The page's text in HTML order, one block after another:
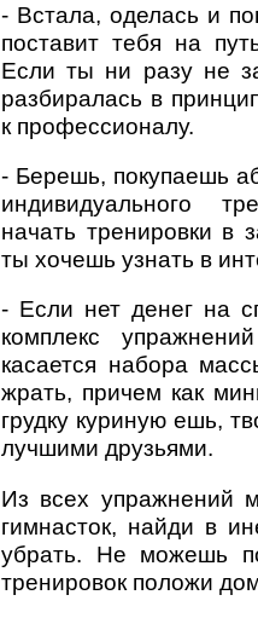
- Встала, оделась и
поставит тебя на
Если ты ни разу не
разбиралась в
к профессионалу.
- Берешь, покупаешь
индивидуального
начать тренировки в
ты хочешь узнать в
- Если нет денег на
комплекс
касается набора
жрать, причем как
грудку куриную ешь,
лучшими друзьями.
Из всех упражнений
гимнасток, найди в
убрать. Не можешь
тренировок положи